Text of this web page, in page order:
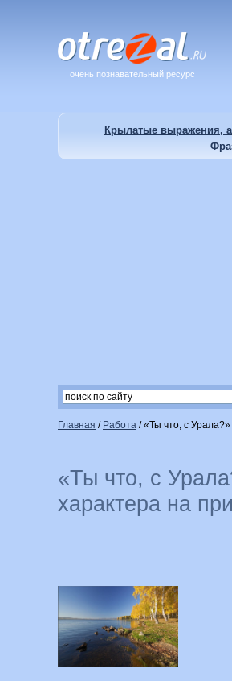
очень познавательный ресурс
Крылатые выражения,
Главная / Работа /«Ты что, с
«Ты что, с
характера на